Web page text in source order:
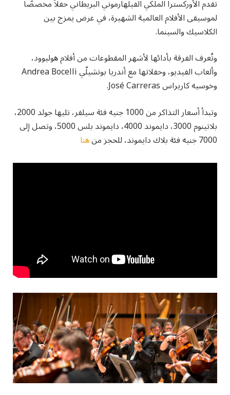
تقدم الأوركسترا الملكي الفيلهارموني البريطاني حفلاً مخصصًا
لموسيقى الأفلام العالمية الشهيرة، في عرض يمزج بين
الكلاسيك والسينما.
وتُعرف الفرقة بأدائها لأشهر المقطوعات من أفلام هوليوود،
وألعاب الفيديو، وحفلاتها مع أندريا بوتشيلّي Andrea Bocelli
وخوسيه كاريراس José Carreras.
وتبدأ أسعار التذاكر من 1000 جنيه فئة سيلفر، تليها جولد 2000،
بلاتينوم 3000، دايموند 4000، دايموند بلس 5000، وتصل إلى
7000 جنيه فئة بلاك دايموند، للحجز من هنا